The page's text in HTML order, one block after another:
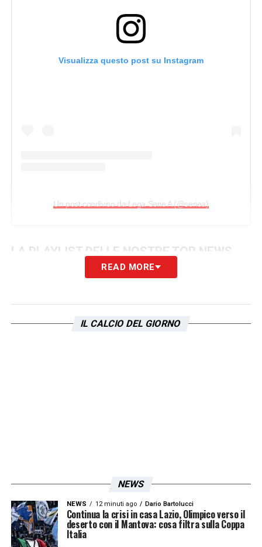
Visualizza questo post su Instagram
Un post condiviso da Lega Serie A (@seriea)
LA PLAYLIST DELLE NOSTRE TOP NEWS
READ MORE
IL CALCIO DEL GIORNO
NEWS
NEWS 12 minuti ago Dario Bartolucci
Continua la crisi in casa Lazio, Olimpico verso il
deserto con il Mantova: cosa filtra sulla Coppa
Italia